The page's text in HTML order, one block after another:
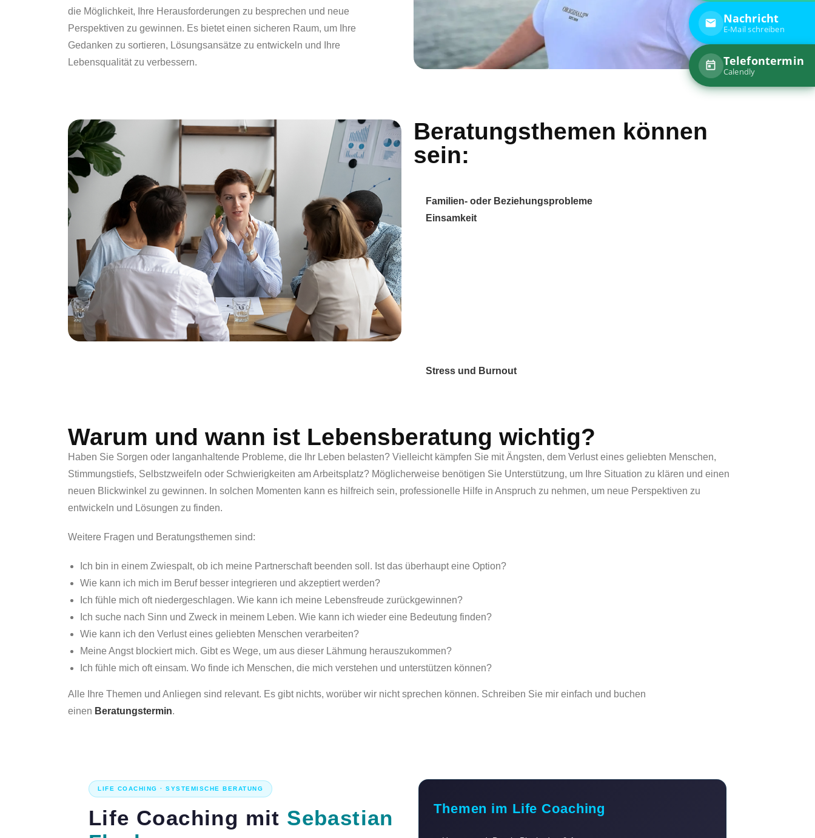
die Möglichkeit, Ihre Herausforderungen zu besprechen und neue
Perspektiven zu gewinnen. Es bietet einen sicheren Raum, um Ihre
Gedanken zu sortieren, Lösungsansätze zu entwickeln und Ihre
Lebensqualität zu verbessern.
Beratungsthemen können
sein:
Familien- oder Beziehungsprobleme
Einsamkeit
Stress und Burnout
Warum und wann ist Lebensberatung wichtig?
Haben Sie Sorgen oder langanhaltende Probleme, die Ihr Leben belasten? Vielleicht kämpfen Sie mit Ängsten, dem Verlust eines geliebten Menschen,
Stimmungstiefs, Selbstzweifeln oder Schwierigkeiten am Arbeitsplatz? Möglicherweise benötigen Sie Unterstützung, um Ihre Situation zu klären und einen
neuen Blickwinkel zu gewinnen. In solchen Momenten kann es hilfreich sein, professionelle Hilfe in Anspruch zu nehmen, um neue Perspektiven zu
entwickeln und Lösungen zu finden.
Weitere Fragen und Beratungsthemen sind:
Ich bin in einem Zwiespalt, ob ich meine Partnerschaft beenden soll. Ist das überhaupt eine Option?
Wie kann ich mich im Beruf besser integrieren und akzeptiert werden?
Ich fühle mich oft niedergeschlagen. Wie kann ich meine Lebensfreude zurückgewinnen?
Ich suche nach Sinn und Zweck in meinem Leben. Wie kann ich wieder eine Bedeutung finden?
Wie kann ich den Verlust eines geliebten Menschen verarbeiten?
Meine Angst blockiert mich. Gibt es Wege, um aus dieser Lähmung herauszukommen?
Ich fühle mich oft einsam. Wo finde ich Menschen, die mich verstehen und unterstützen können?
Alle Ihre Themen und Anliegen sind relevant. Es gibt nichts, worüber wir nicht sprechen können. Schreiben Sie mir einfach und buchen
einen Beratungstermin.
LIFE COACHING · SYSTEMISCHE BERATUNG
Life Coaching mit Sebastian
Themen im Life Coaching